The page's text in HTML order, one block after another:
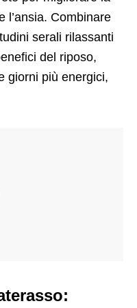
l’ansia. Combinare
serali rilassanti
del riposo,
giorni più energici,